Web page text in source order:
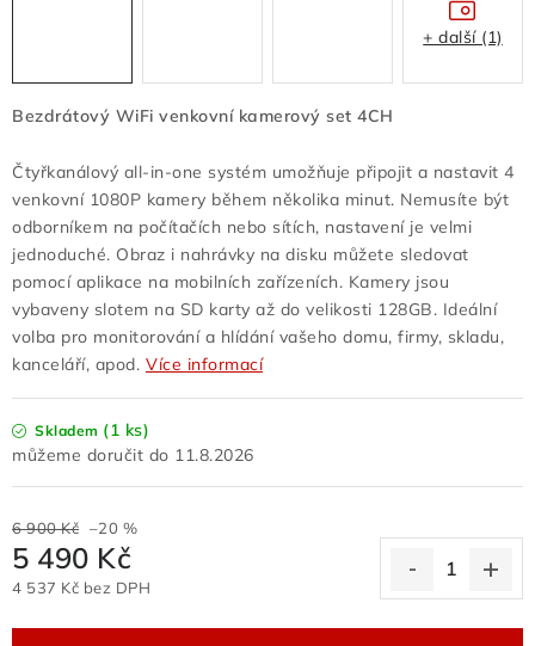
Odstoupení od kupní smlouvy
Obchodní podmínky velkoobchod
Nevyzvednuté zboží zaslané na dobírku
Reklamační protokol
Velkoobchod
Hodnocení obchodu
Bezdrátový WiFi venkovní kamerový set 4CH
Čtyřkanálový all-in-one systém umožňuje připojit a nastavit 4
venkovní 1080P kamery během několika minut. Nemusíte být
odborníkem na počítačích nebo sítích, nastavení je velmi
jednoduché. Obraz i nahrávky na disku můžete sledovat
pomocí aplikace na mobilních zařízeních. Kamery jsou
vybaveny slotem na SD karty až do velikosti 128GB. Ideální
volba pro monitorování a hlídání vašeho domu, firmy, skladu,
kanceláří, apod. Více informací
Skladem (1 ks)
11.8.2026
6 900 Kč –20 %
5 490 Kč
4 537 Kč bez DPH
+ další (1)